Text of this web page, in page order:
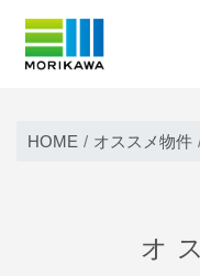
contentHOME オススメ物件
オ